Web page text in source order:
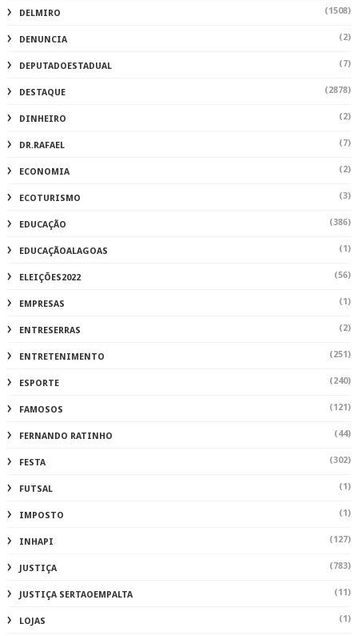
DELMIRO (1508)
DENUNCIA (2)
DEPUTADOESTADUAL (7)
DESTAQUE (2878)
DINHEIRO (2)
DR.RAFAEL (7)
ECONOMIA (2)
ECOTURISMO (3)
EDUCAÇÃO (386)
EDUCAÇÃOALAGOAS (1)
ELEIÇÕES2022 (56)
EMPRESAS (1)
ENTRESERRAS (2)
ENTRETENIMENTO (251)
ESPORTE (240)
FAMOSOS (121)
FERNANDO RATINHO (44)
FESTA (302)
FUTSAL (1)
IMPOSTO (1)
INHAPI (127)
JUSTIÇA (783)
JUSTIÇA SERTAOEMPALTA (11)
LOJAS (1)